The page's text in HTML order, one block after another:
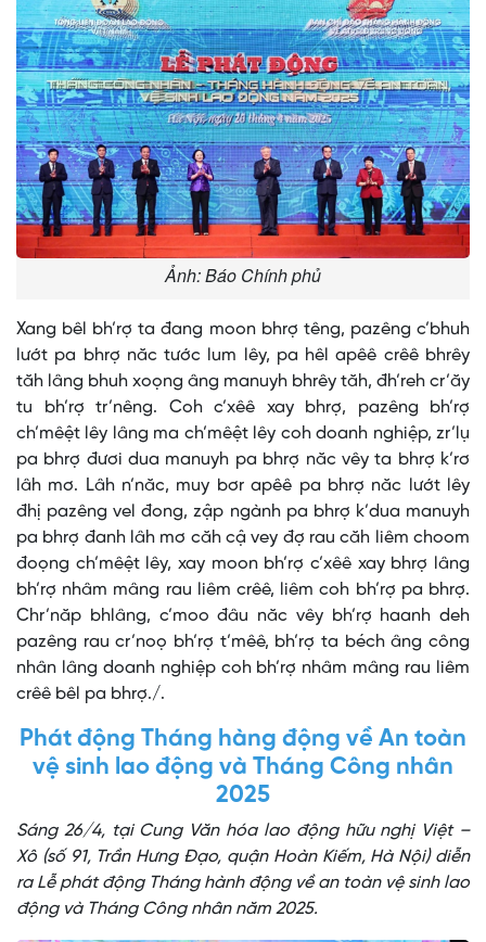
Ảnh: Báo Chính phủ
Xang bêl bh’rợ ta đang moon bhrợ têng, pazêng c’bhuh
lướt pa bhrợ năc tước lum lêy, pa hêl apêê crêê bhrêy
tăh lâng bhuh xoọng âng manuyh bhrêy tăh, đh’reh cr’ăy
tu bh’rợ tr’nêng. Coh c’xêê xay bhrợ, pazêng bh’rợ
ch’mêệt lêy lâng ma ch’mêệt lêy coh doanh nghiệp, zr’lụ
pa bhrợ đươi dua manuyh pa bhrợ năc vêy ta bhrợ k’rơ
lâh mơ. Lâh n’năc, muy bơr apêê pa bhrợ năc lướt lêy
đhị pazêng vel đong, zập ngành pa bhrợ k’dua manuyh
pa bhrợ đanh lâh mơ căh cậ vey đợ rau căh liêm choom
đoọng ch’mêệt lêy, xay moon bh’rợ c’xêê xay bhrợ lâng
bh’rợ nhâm mâng rau liêm crêê, liêm coh bh’rợ pa bhrợ.
Chr’năp bhlâng, c’moo đâu năc vêy bh’rợ haanh deh
pazêng rau cr’noọ bh’rợ t’mêê, bh’rợ ta béch âng công
nhân lâng doanh nghiệp coh bh’rợ nhâm mâng rau liêm
crêê bêl pa bhrợ./.
Phát động Tháng hàng động về An toàn
vệ sinh lao động và Tháng Công nhân
2025
Sáng 26/4, tại Cung Văn hóa lao động hữu nghị Việt –
Xô (số 91, Trần Hưng Đạo, quận Hoàn Kiếm, Hà Nội) diễn
ra Lễ phát động Tháng hành động về an toàn vệ sinh lao
động và Tháng Công nhân năm 2025.